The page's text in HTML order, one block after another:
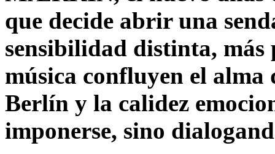
que decide abrir una
sensibilidad distinta, más
música confluyen el
Berlín y la calidez
imponerse, sino